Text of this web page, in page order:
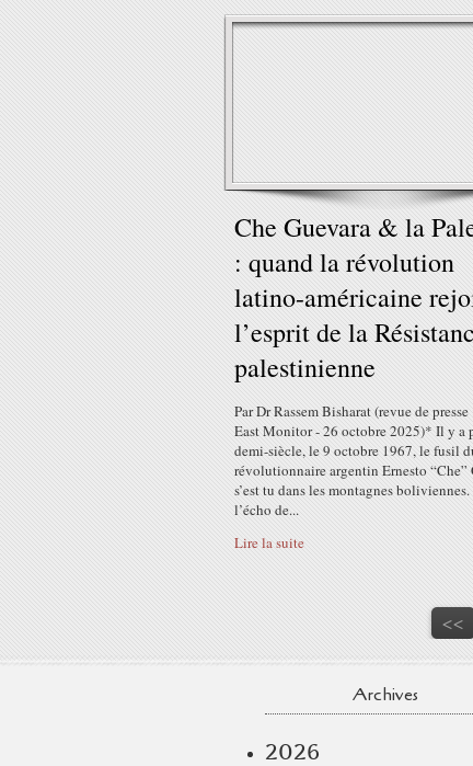
Che Guevara & la
: quand la révolution
latino-américaine
l’esprit de la
palestinienne
Par Dr Rassem Bisharat (revue de
East Monitor - 26 octobre 2025)* Il y a
demi-siècle, le 9 octobre 1967, le fusil
révolutionnaire argentin Ernesto “Che”
s’est tu dans les montagnes
l’écho de...
Lire la suite
<<
Archives
2026